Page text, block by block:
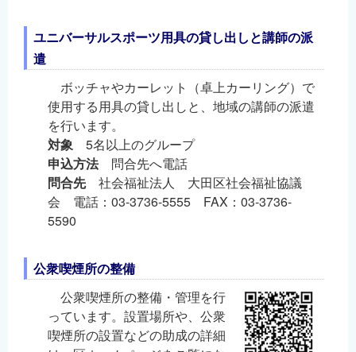
ユニバーサルスポーツ用具の貸し出しと講師の派
遣
ボッチャやカーレット（卓上カーリング）で
使用する用具の貸し出しと、地域の講師の派遣
を行います。
対象 5名以上のグループ
申込方法問合先へ電話
問合先社会福祉法人 大田区社会福祉協議
会 電話：03-3736-5555 FAX：03-3736-
5590
公衆喫煙所の整備
公衆喫煙所の整備・管理を行
っています。設置場所や、公衆
喫煙所の設置などの助成の詳細